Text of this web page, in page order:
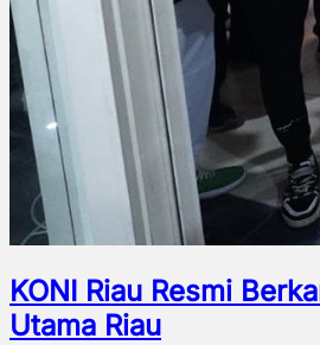
KONI Riau Resmi
Utama Riau